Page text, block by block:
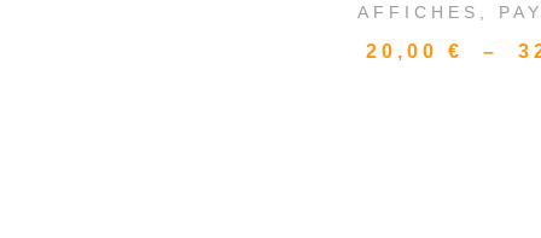
AFFICHES
20,00€ –